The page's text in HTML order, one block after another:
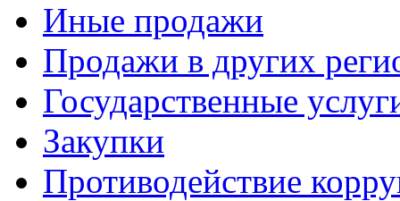
Иные продажи
Продажи в других
Государственные
Закупки
Противодействие